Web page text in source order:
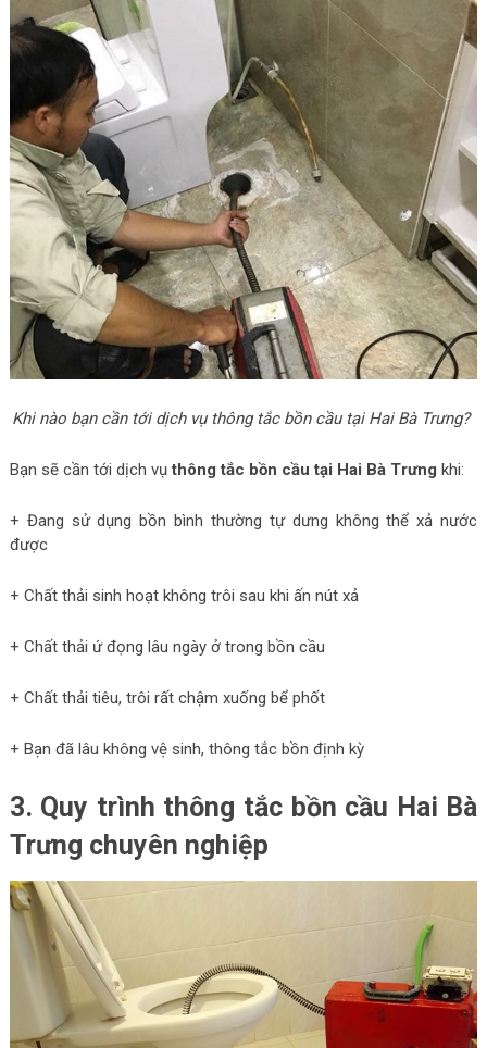
Khi nào bạn cần tới dịch vụ thông tắc bồn cầu tại Hai Bà Trưng?
Bạn sẽ cần tới dịch vụthông tắc bồn cầu tại Hai Bà Trưng khi:
+ Đang sử dụng bồn bình thường tự dưng không thể xả nước
được
+ Chất thải sinh hoạt không trôi sau khi ấn nút xả
+ Chất thải ứ đọng lâu ngày ở trong bồn cầu
+ Chất thải tiêu, trôi rất chậm xuống bể phốt
+ Bạn đã lâu không vệ sinh, thông tắc bồn định kỳ
3. Quy trình thông tắc bồn cầu Hai Bà
Trưng chuyên nghiệp